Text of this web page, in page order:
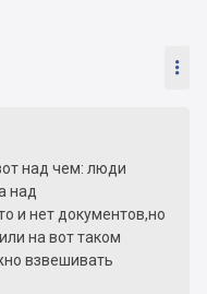

над чем: люди
над
и нет документов,но
на вот таком
взвешивать